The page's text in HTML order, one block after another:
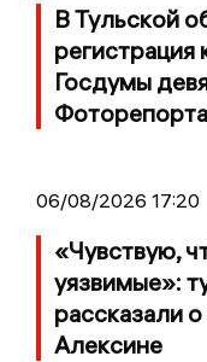
В Тульской
регистрация
Госдумы
06/08/2026 17:20
«Чувствую,
уязвимые»:
рассказали
Алексине